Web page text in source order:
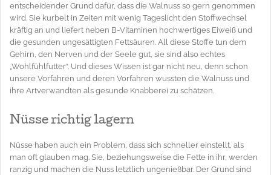
entscheidender Grund dafür, dass die Walnuss so gern genommen
wird. Sie kurbelt in Zeiten mit wenig Tageslicht den Stoffwechsel
kräftig an und liefert neben B-Vitaminen hochwertiges Eiweiß und
die gesunden ungesättigten Fettsäuren. All diese Stoffe tun dem
Gehirn, den Nerven und der Seele gut, sie sind also echtes
„Wohlfühlfutter“. Und dieses Wissen ist gar nicht neu, denn schon
unsere Vorfahren und deren Vorfahren wussten die Walnuss und
ihre Artverwandten als gesunde Knabberei zu schätzen.
Nüsse richtig lagern
Nüsse haben auch ein Problem, dass sich schneller einstellt, als
man oft glauben mag. Sie, beziehungsweise die Fette in ihr, werden
ranzig und machen die Nuss letztlich ungenießbar. Der Grund sind